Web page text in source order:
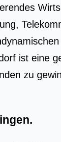
ist eine
zu